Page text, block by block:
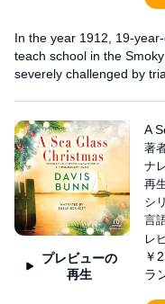
In the year 1912, 19-
teach school in the
severely challenged by
プレビューの
再生
A
著
ナ
再
シ
言
レ
￥
ラ